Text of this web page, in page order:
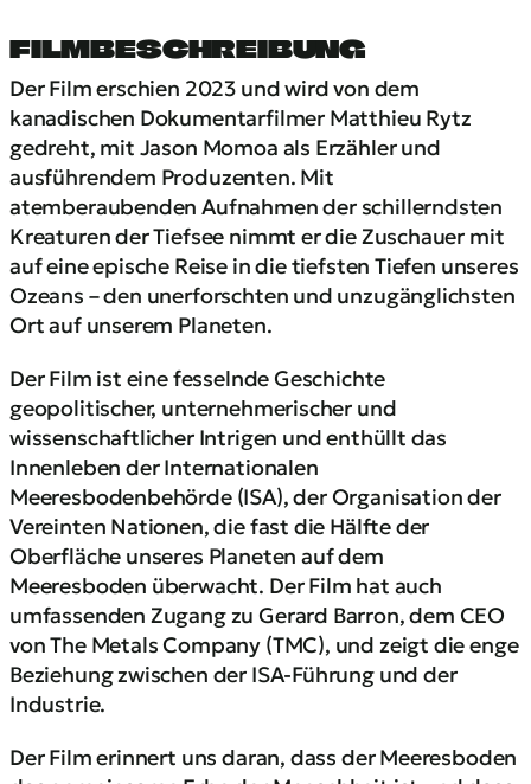
FILMBESCHREIBUNG
Der Film erschien 2023 und wird von dem
kanadischen Dokumentarfilmer Matthieu Rytz
gedreht, mit Jason Momoa als Erzähler und
ausführendem Produzenten. Mit
atemberaubenden Aufnahmen der schillerndsten
Kreaturen der Tiefsee nimmt er die Zuschauer mit
auf eine epische Reise in die tiefsten Tiefen unseres
Ozeans – den unerforschten und unzugänglichsten
Ort auf unserem Planeten.
Der Film ist eine fesselnde Geschichte
geopolitischer, unternehmerischer und
wissenschaftlicher Intrigen und enthüllt das
Innenleben der Internationalen
Meeresbodenbehörde (ISA), der Organisation der
Vereinten Nationen, die fast die Hälfte der
Oberfläche unseres Planeten auf dem
Meeresboden überwacht. Der Film hat auch
umfassenden Zugang zu Gerard Barron, dem CEO
von The Metals Company (TMC), und zeigt die enge
Beziehung zwischen der ISA-Führung und der
Industrie.
Der Film erinnert uns daran, dass der Meeresboden